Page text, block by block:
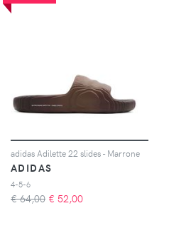
adidas Adilette 22 slides - Marrone
ADIDAS
4-5-6
€ 64,00 € 52,00